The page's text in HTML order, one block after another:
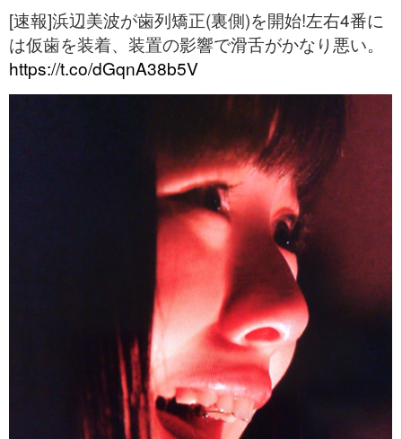
[速報]浜辺美波が歯列矯正(裏側)を開始!左右4番に
は仮歯を装着、装置の影響で滑舌がかなり悪い。
https://t.co/dGqnA38b5V